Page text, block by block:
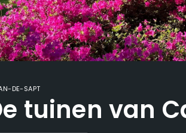
DE-SAPT
tuinen van